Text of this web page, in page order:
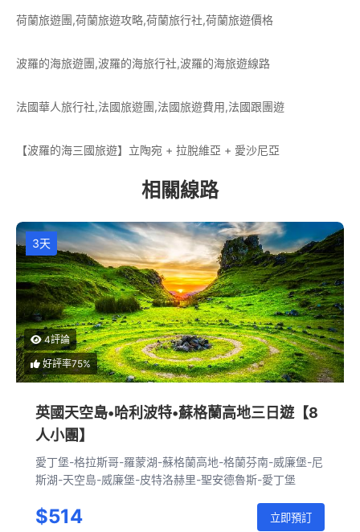
荷蘭旅遊團,荷蘭旅遊攻略,荷蘭旅行社,荷蘭旅遊價格
波羅的海旅遊團,波羅的海旅行社,波羅的海旅遊線路
法國華人旅行社,法國旅遊團,法國旅遊費用,法國跟團遊
【波羅的海三國旅遊】立陶宛 + 拉脫維亞 + 愛沙尼亞
相關線路
3天
4評論
好評率75%
英國天空島•哈利波特•蘇格蘭高地三日遊【8
人小團】
愛丁堡-格拉斯哥-羅蒙湖-蘇格蘭高地-格蘭芬南-威廉堡-尼
斯湖-天空島-威廉堡-皮特洛赫里-聖安德魯斯-愛丁堡
$514 立即預訂